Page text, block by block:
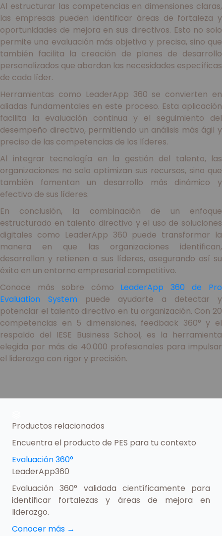
Al estructurar las competencias en dimensiones claras,
las empresas pueden identificar áreas de fortaleza y
oportunidades de mejora en sus directivos. Esto no solo
permite una evaluación más objetiva y precisa, sino que
también facilita la creación de planes de desarrollo
personalizados que abordan las necesidades específicas
de cada líder.
Herramientas como LeaderApp 360 se convierten en
aliadas fundamentales en este proceso. Esta aplicación
facilita la evaluación continua y el seguimiento del
desempeño directivo, permitiendo un análisis más ágil y
preciso de las competencias de los líderes.
Al integrar tecnología en la gestión del talento, las
organizaciones no solo optimizan sus recursos, sino que
también fomentan un desarrollo más dinámico y
efectivo de sus líderes.
En conclusión, la combinación de un enfoque
estructurado en talento directivo y el uso de soluciones
digitales como LeaderApp 360 puede transformar la
manera en que las organizaciones identifican,
desarrollan y retienen a sus líderes, asegurando así su
éxito en un entorno empresarial competitivo.
Conoce más sobre cómo LeaderApp 360 de Pro
Evaluation System puede ayudarte a detectar y
potenciar el talento directivo en tu organización. Con 20
competencias en 5 dimensiones, feedback 360° y el
respaldo del IESE Business School, es la herramienta
elegida por más de 40.000 profesionales para impulsar
el liderazgo con rigor y precisión.
Productos relacionados
Encuentra el producto de PES para tu contexto
Evaluación 360°
LeaderApp360
Evaluación 360° validada científicamente para
identificar fortalezas y áreas de mejora en
liderazgo.
Conocer más →